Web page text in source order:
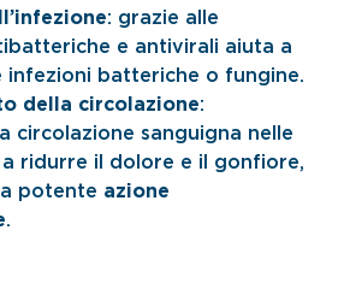
: grazie alle
e antivirali aiuta a
infezioni batteriche o fungine.
della circolazione:
circolazione sanguigna nelle
a ridurre il dolore e il gonfiore,
potente azione
.